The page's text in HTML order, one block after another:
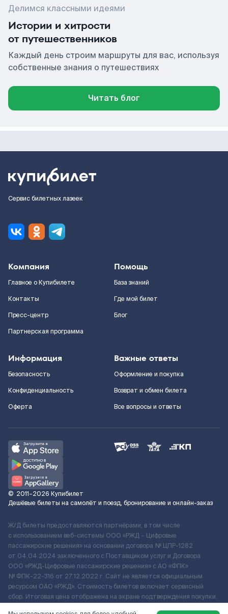
Делимся классными идеями
Истории и хитрости
от путешественников
Каждый день строим маршруты для вас, используя
собственные знания о путешествиях
Читать блог
Сервис билетных лазеек
Компания
Главное о Купибилете
Контакты
Пресс-центр
Партнерская программа
Помощь
База знаний
Где мой билет
Блог
Информация
Безопасность
Конфиденциальность
Оферта
Важные ответы
Оформление и покупка
Возврат и обмен билета
Все вопросы и ответы
© 2011–2026 Купибилет
Дешёвые билеты на самолёт и поезд, бронирование и онлайн-заказ
Ж/Д билеты предоставляются партнёрами, в том числе
с использованием веб-системы ООО «РЖД – Цифровые
пассажирские решения» на основании договора № ЦПР-1282
от 04.04.2024 заключенного с Поставщиком услуг и Договора
ООО «РЖД-Цифровые пассажирские решения» c АО «ФПК»
№ ФПК-22-316 от 27.12.2022 г. Сайт не является официальным
ресурсом ОАО «РЖД». Стоимость билетов включает сервисный
сбор. Итоговая цена отображена на экране подтверждения покупки.